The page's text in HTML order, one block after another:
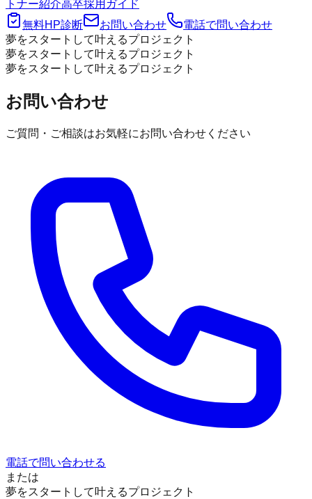
トナー紹介高卒採用ガイド
無料HP診断
お問い合わせ
電話で問い合わせ
夢をスタートして叶えるプロジェクト
夢をスタートして叶えるプロジェクト
夢をスタートして叶えるプロジェクト
お問い合わせ
ご質問・ご相談はお気軽にお問い合わせください
電話で問い合わせる
または
夢をスタートして叶えるプロジェクト